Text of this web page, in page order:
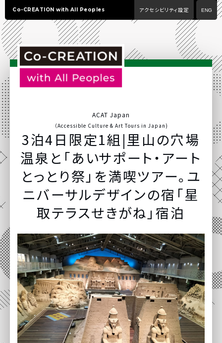
Co-CREATION with All Peoples アクセシビリティ設定 ENG
ACAT Japan
（Accessible Culture & Art Tours in Japan)
3泊4日限定1組|里山の穴場
温泉と「あいサポート・アート
とっとり祭」を満喫ツアー。ユ
ニバーサルデザインの宿「星
取テラスせきがね」宿泊